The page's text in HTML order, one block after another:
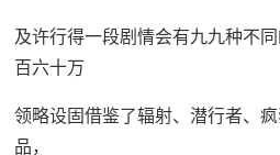
及许行得一段剧情会有九九种不
百六十万
领略设固借鉴了辐射、潜行者、
品，